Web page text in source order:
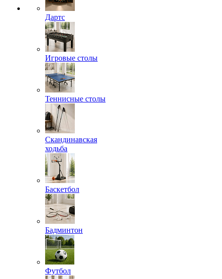
Дартс
Игровые столы
Теннисные столы
Скандинавская
ходьба
Баскетбол
Бадминтон
Футбол